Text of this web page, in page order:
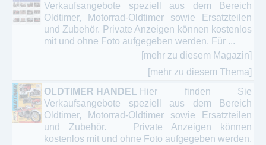
Verkaufsangebote speziell aus dem Bereich
Oldtimer, Motorrad-Oldtimer sowie Ersatzteilen
und Zubehör. Private Anzeigen können kostenlos
mit und ohne Foto aufgegeben werden. Für ...
[mehr zu diesem Magazin]
[mehr zu diesem Thema]
OLDTIMER HANDEL Hier finden Sie
Verkaufsangebote speziell aus dem Bereich
Oldtimer, Motorrad-Oldtimer sowie Ersatzteilen
und Zubehör. Private Anzeigen können
kostenlos mit und ohne Foto aufgegeben werden.